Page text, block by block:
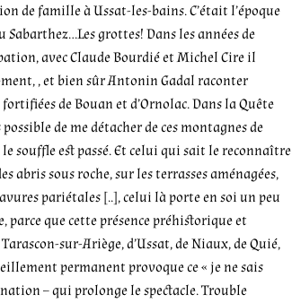
de famille à Ussat-les-bains. C’était l’époque
grottes! Dans les années de
avec Claude Bourdié et Michel Cire il
, et bien sûr Antonin Gadal raconter
de Bouan et d’Ornolac. Dans la Quête
de me détacher de ces montagnes de
souffle est passé. Et celui qui sait le reconnaître
abris sous roche, sur les terrasses aménagées,
pariétales [..], celui là porte en soi un peu
parce que cette présence préhistorique et
sur-Ariège, d’Ussat, de Niaux, de Quié,
permanent provoque ce « je ne sais
– qui prolonge le spectacle. Trouble